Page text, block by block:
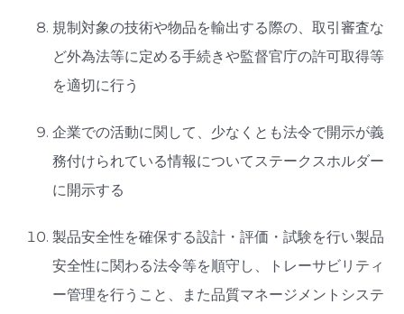
規制対象の技術や物品を輸出する際の、取引審査な
ど外為法等に定める手続きや監督官庁の許可取得等
を適切に行う
企業での活動に関して、少なくとも法令で開示が義
務付けられている情報についてステークスホルダー
に開示する
製品安全性を確保する設計・評価・試験を行い製品
安全性に関わる法令等を順守し、トレーサビリティ
ー管理を行うこと、また品質マネージメントシステ